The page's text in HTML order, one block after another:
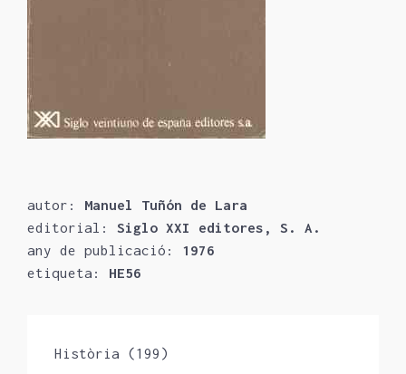
autor: Manuel Tuñón de Lara
editorial: Siglo XXI editores, S. A.
any de publicació: 1976
etiqueta: HE56
Història (199)